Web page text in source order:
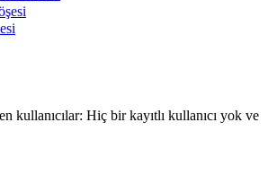
kullanıcılar: Hiç bir kayıtlı kullanıcı yok ve